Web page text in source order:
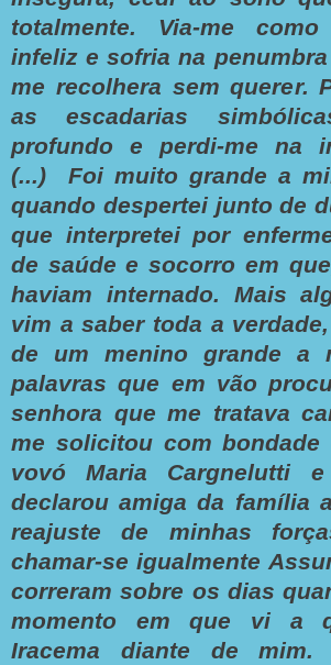
totalmente. Via-me
infeliz e sofria na
me recolhera sem querer.
as escadarias
profundo e perdi-me na
(...) Foi muito grande a
quando despertei junto de
que interpretei por
de saúde e socorro em
haviam internado. Mais
vim a saber toda a
de um menino grande a
palavras que em vão
senhora que me tratava
me solicitou com bondade
vovó Maria Cargnelutti
declarou amiga da família
reajuste de minhas
chamar-se igualmente
correram sobre os dias
momento em que vi a
Iracema diante de mim.